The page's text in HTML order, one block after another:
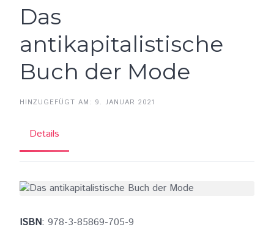
Das
antikapitalistische
Buch der Mode
HINZUGEFÜGT AM: 9. JANUAR 2021
Details
ISBN: 978-3-85869-705-9